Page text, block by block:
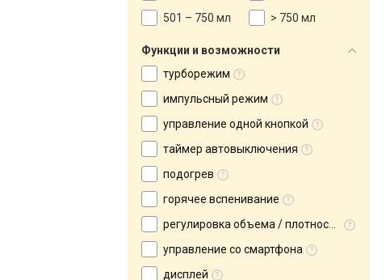
501 – 750 мл
> 750 мл
Функции и возможности
турборежим
импульсный режим
управление одной кнопкой
таймер автовыключения
подогрев
горячее вспенивание
регулировка объема / плотности пенки
управление со смартфона
дисплей